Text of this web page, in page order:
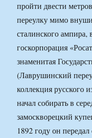
пройти двести
переулку мимо
сталинского ампира,
госкорпорация
знаменитая
(Лаврушинский
коллекция русского
начал собирать в
замоскворецкий
1892 году он